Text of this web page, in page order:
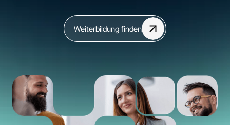
Weiterbildung finden